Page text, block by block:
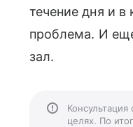
течение дня и
проблема. И
зал.
целях. По